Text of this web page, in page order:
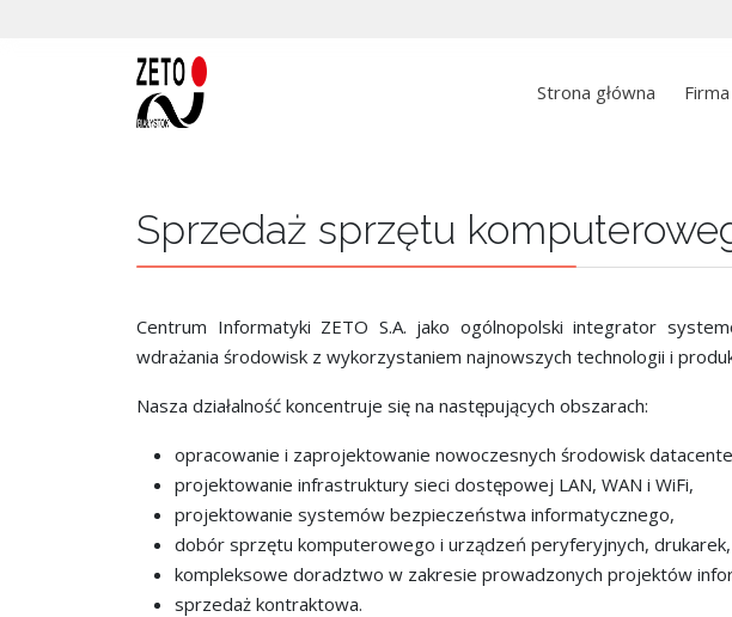
Strona główna Firma
Sprzedaż sprzętu
Centrum Informatyki ZETO S.A. jako ogólnopolski integrator
wdrażania środowisk z wykorzystaniem najnowszych technologii i
Nasza działalność koncentruje się na następujących obszarach:
opracowanie i zaprojektowanie nowoczesnych środowisk
projektowanie infrastruktury sieci dostępowej LAN, WAN i WiFi,
projektowanie systemów bezpieczeństwa informatycznego,
dobór sprzętu komputerowego i urządzeń peryferyjnych,
kompleksowe doradztwo w zakresie prowadzonych projektów
sprzedaż kontraktowa.